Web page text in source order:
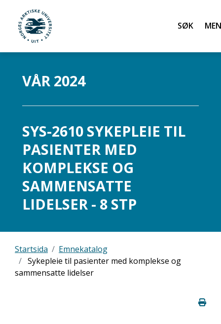
UiT Norges arktiske universitet Søk
VÅR 2024
SYS-2610 SYKEPLEIE TIL
PASIENTER MED
KOMPLEKSE OG
SAMMENSATTE
LIDELSER - 8 STP
Startsida
Emnekatalog
Sykepleie til pasienter med komplekse og
sammensatte lidelser